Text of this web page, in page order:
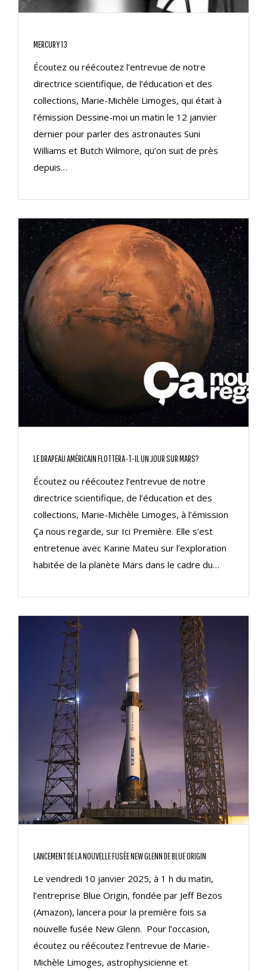
MERCURY 13
Écoutez ou réécoutez l’entrevue de notre
directrice scientifique, de l’éducation et des
collections, Marie-Michèle Limoges, qui était à
l’émission Dessine-moi un matin le 12 janvier
dernier pour parler des astronautes Suni
Williams et Butch Wilmore, qu’on suit de près
depuis…
LE DRAPEAU AMÉRICAIN FLOTTERA-T-IL UN JOUR SUR MARS?
Écoutez ou réécoutez l’entrevue de notre
directrice scientifique, de l’éducation et des
collections, Marie-Michèle Limoges, à l’émission
Ça nous regarde, sur Ici Première. Elle s’est
entretenue avec Karine Mateu sur l’exploration
habitée de la planète Mars dans le cadre du…
LANCEMENT DE LA NOUVELLE FUSÉE NEW GLENN DE BLUE ORIGIN
Le vendredi 10 janvier 2025, à 1 h du matin,
l’entreprise Blue Origin, fondée par Jeff Bezos
(Amazon), lancera pour la première fois sa
nouvelle fusée New Glenn. Pour l’occasion,
écoutez ou réécoutez l’entrevue de Marie-
Michèle Limoges, astrophysicienne et